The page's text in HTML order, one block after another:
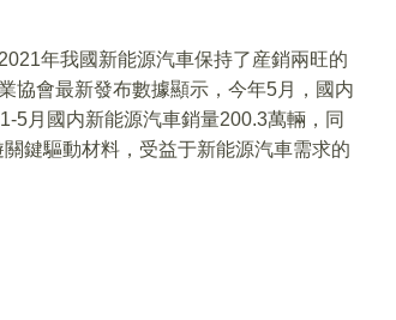
年我國新能源汽車保持了産銷兩旺的
協會最新發布數據顯示，今年5月，國内
5月國内新能源汽車銷量200.3萬輛，同
鍵驅動材料，受益于新能源汽車需求的